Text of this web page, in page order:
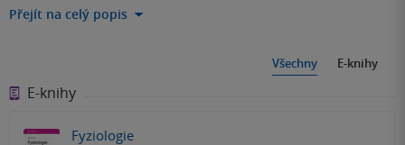
Přejít na celý popis
Všechny E-knihy
E-knihy
Fyziologie